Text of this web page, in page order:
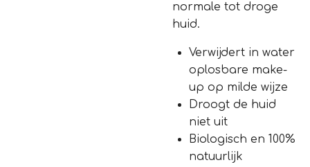
normale tot droge
huid.
Verwijdert in water
oplosbare make-
up op milde wijze
Droogt de huid
niet uit
Biologisch en 100%
natuurlijk